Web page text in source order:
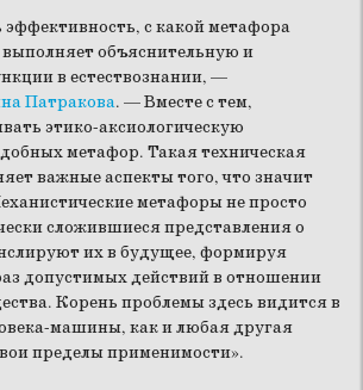
с какой метафора
объяснительную и
в естествознании, —
Патракова. — Вместе с тем,
этико-аксиологическую
метафор. Такая техническая
важные аспекты того, что значит
метафоры не просто
сложившиеся представления о
их в будущее, формируя
допустимых действий в отношении
Корень проблемы здесь видится в
машины, как и любая другая
пределы применимости».